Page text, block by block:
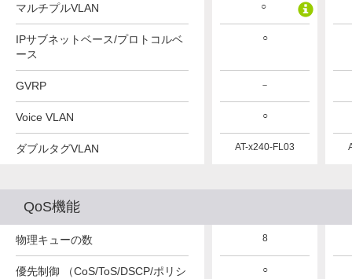
マルチプルVLAN
IPサブネットベース/プロトコルベ
ース
GVRP
Voice VLAN
ダブルタグVLAN
○
○
－
○
AT-x250-FL03
○
○
○
－
○
AT-x240-FL03
QoS機能
物理キューの数
優先制御 （CoS/ToS/DSCP/ポリシ
8
○ ○
8
○